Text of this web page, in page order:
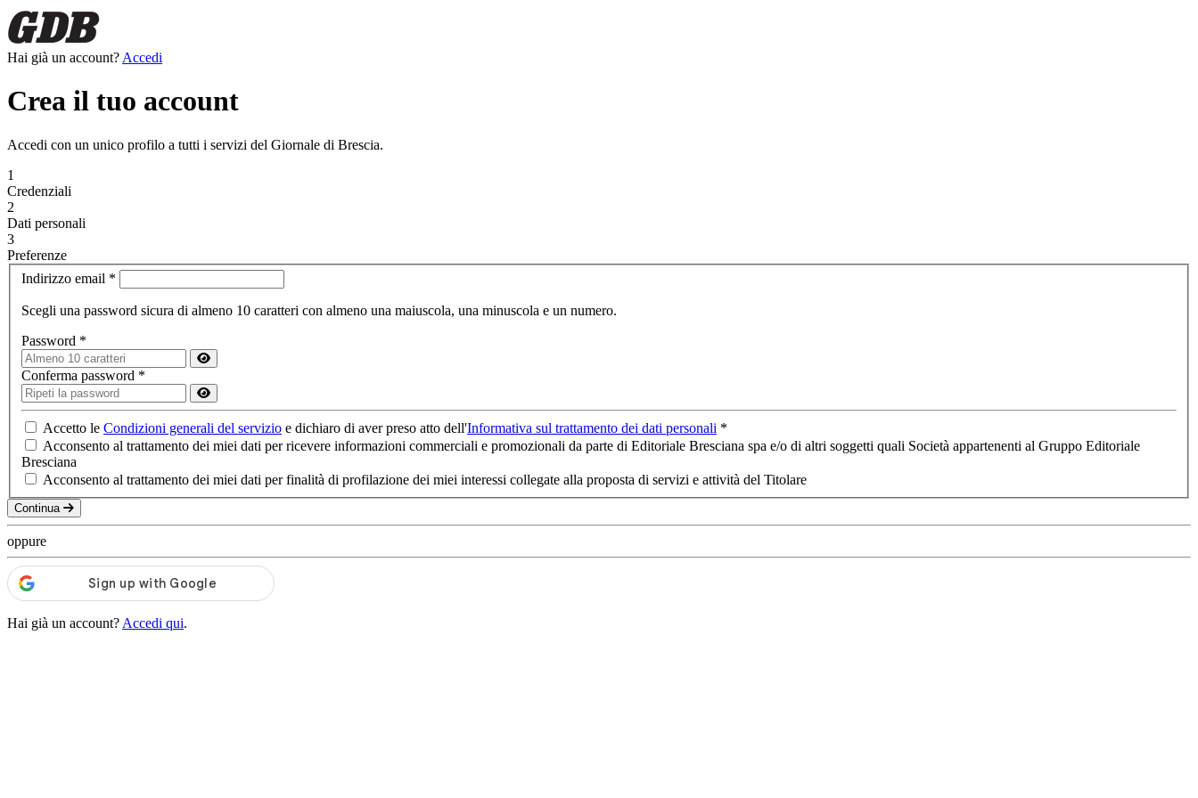
Hai già un account? Accedi
Crea il tuo account
Accedi con un unico profilo a tutti i servizi del Giornale di Brescia.
1
Credenziali
2
Dati personali
3
Preferenze
Indirizzo email *
Scegli una password sicura di almeno 10 caratteri con almeno una maiuscola, una minuscola e un numero.
Password *
Conferma password *
Accetto le Condizioni generali del servizio e dichiaro di aver preso atto dell'Informativa sul trattamento dei dati personali *
Acconsento al trattamento dei miei dati per ricevere informazioni commerciali e promozionali da parte di Editoriale Bresciana spa e/o di altri soggetti quali Società appartenenti al Gruppo Editoriale
Bresciana
Acconsento al trattamento dei miei dati per finalità di profilazione dei miei interessi collegate alla proposta di servizi e attività del Titolare
Continua
oppure
Hai già un account?Accedi qui.